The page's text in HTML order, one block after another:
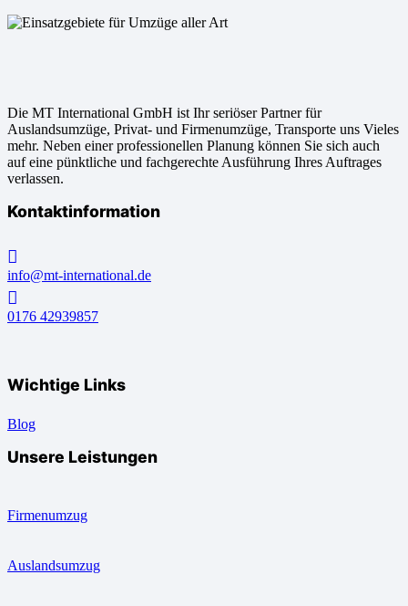
Die MT International GmbH ist Ihr seriöser Partner für
Auslandsumzüge, Privat- und Firmenumzüge, Transporte uns Vieles
mehr. Neben einer professionellen Planung können Sie sich auch
auf eine pünktliche und fachgerechte Ausführung Ihres Auftrages
verlassen.
Kontaktinformation
info@mt-international.de
0176 42939857
Wichtige Links
Blog
Unsere Leistungen
Firmenumzug
Auslandsumzug